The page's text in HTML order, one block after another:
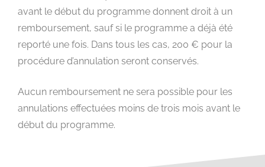
avant le début du programme donnent droit à un
remboursement, sauf si le programme a déjà été
reporté une fois. Dans tous les cas, 200 € pour la
procédure d’annulation seront conservés.
Aucun remboursement ne sera possible pour les
annulations effectuées moins de trois mois avant le
début du programme.